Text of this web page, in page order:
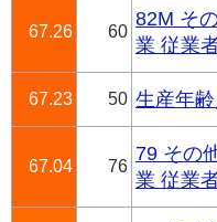
67.26 60
82M そ
業 従業
67.23 50 生産年齢
67.04 76
79 その
業 従業